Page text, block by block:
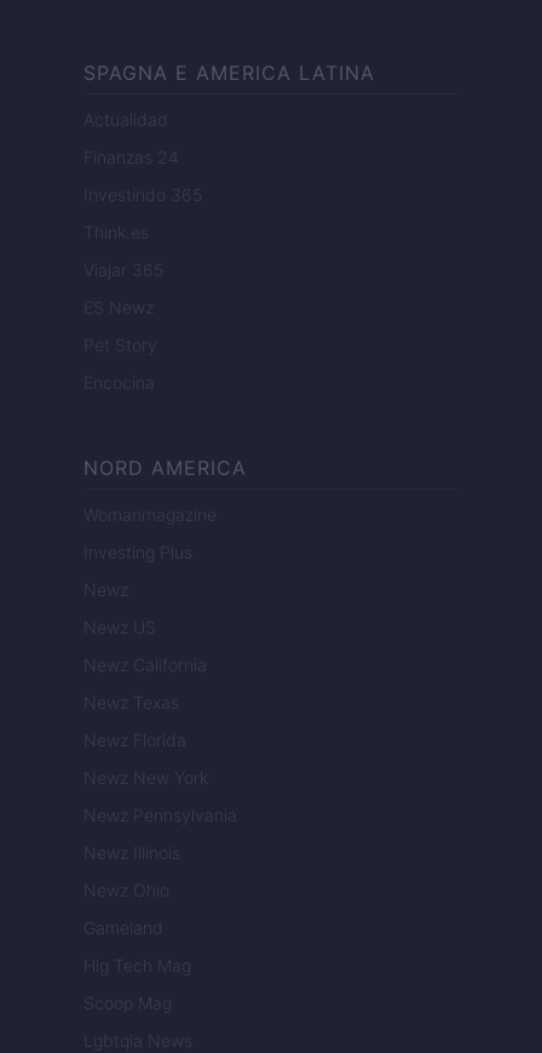
SPAGNA E AMERICA LATINA
Actualidad
Finanzas 24
Investindo 365
Think.es
Viajar 365
ES Newz
Pet Story
Encocina
NORD AMERICA
Womanmagazine
Investing Plus
Newz
Newz US
Newz California
Newz Texas
Newz Florida
Newz New York
Newz Pennsylvania
Newz Illinois
Newz Ohio
Gameland
Hig Tech Mag
Scoop Mag
Lgbtqia News